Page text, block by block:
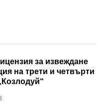
за извеждане
на трети и четвърти